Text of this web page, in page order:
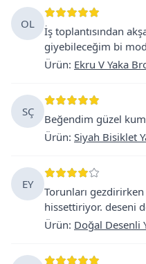
OL
İş toplantısından
giyebileceğim bi
Ürün: Ekru V Yaka
SÇ
Beğendim güzel
Ürün: Siyah Bisiklet
EY
Torunları
hissettiriyor. deseni
Ürün: Doğal Desenli